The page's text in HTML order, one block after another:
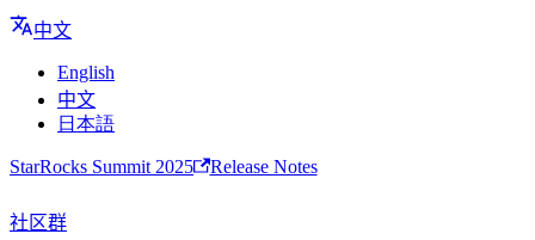
中文
English
中文
日本語
StarRocks Summit 2025 Release Notes
社区群